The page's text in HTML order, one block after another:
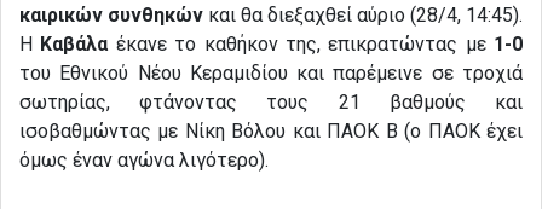
καιρικών συνθηκών και θα διεξαχθεί αύριο (28/4, 14:45).
Η Καβάλαέκανε το καθήκον της, επικρατώντας με 1-0
του Εθνικού Νέου Κεραμιδίου και παρέμεινε σε τροχιά
σωτηρίας, φτάνοντας τους 21 βαθμούς και
ισοβαθμώντας με Νίκη Βόλου και ΠΑΟΚ Β (ο ΠΑΟΚ έχει
όμως έναν αγώνα λιγότερο).